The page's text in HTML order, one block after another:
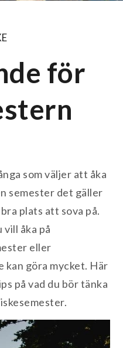
för
som väljer att åka
semester det gäller
plats att sova på.
åka på
eller
kan göra mycket. Här
på vad du bör tänka